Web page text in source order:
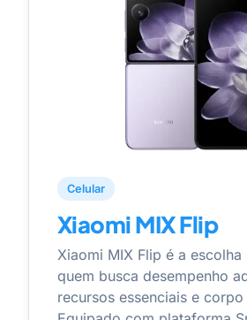
Celular
Xiaomi MIX Flip
Xiaomi MIX Flip é a
quem busca desempenho
recursos essenciais e